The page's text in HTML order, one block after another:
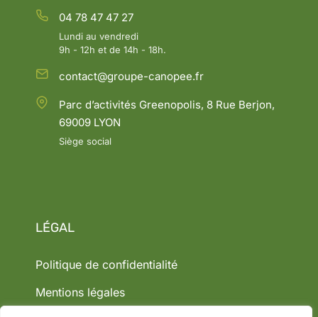
04 78 47 47 27
Lundi au vendredi
9h - 12h et de 14h - 18h.
contact@groupe-canopee.fr
Parc d’activités Greenopolis, 8 Rue Berjon,
69009 LYON
Siège social
LÉGAL
Politique de confidentialité
Mentions légales